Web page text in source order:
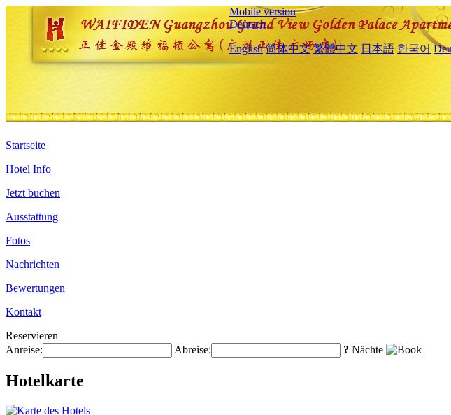
Mobile version
Deutsch
English 简体中文 繁體中文 日本語 한국어
Startseite
Hotel Info
Jetzt buchen
Ausstattung
Fotos
Nachrichten
Bewertungen
Kontakt
Reservieren
Anreise:
Abreise: ? Nächte
Hotelkarte